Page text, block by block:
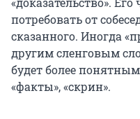
потребовать от
сказанного. Иногда
другим сленговым
будет более
«факты», «скрин».